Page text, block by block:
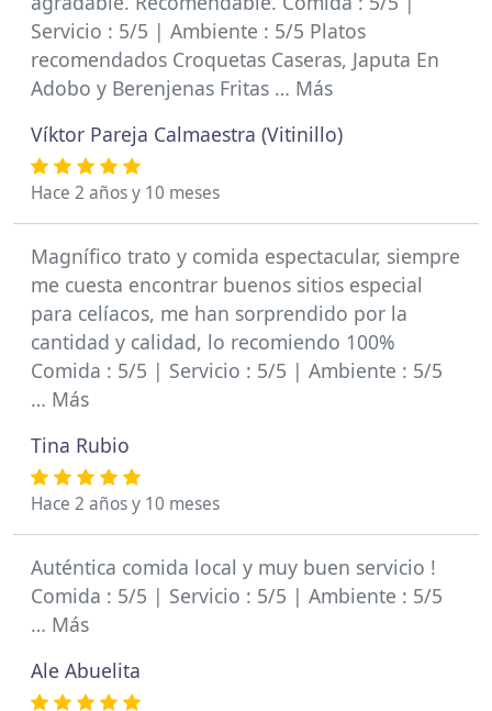
Servicio : 5/5 | Ambiente : 5/5 Platos
recomendados Croquetas Caseras, Japuta En
Adobo y Berenjenas Fritas … Más
Víktor Pareja Calmaestra (Vitinillo)
Hace 2 años y 10 meses
Magnífico trato y comida espectacular, siempre
me cuesta encontrar buenos sitios especial
para celíacos, me han sorprendido por la
cantidad y calidad, lo recomiendo 100%
Comida : 5/5 | Servicio : 5/5 | Ambiente : 5/5
… Más
Tina Rubio
Hace 2 años y 10 meses
Auténtica comida local y muy buen servicio !
Comida : 5/5 | Servicio : 5/5 | Ambiente : 5/5
… Más
Ale Abuelita